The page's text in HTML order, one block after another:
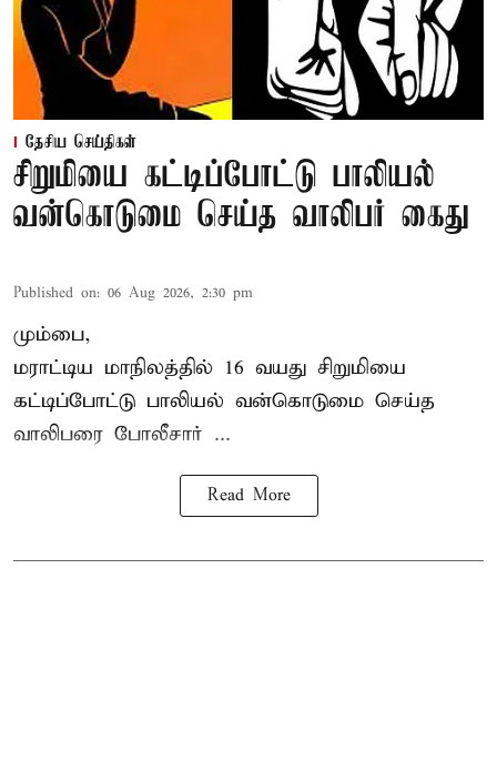
தேசிய செய்திகள்
சிறுமியை கட்டிப்போட்டு பாலியல்
வன்கொடுமை செய்த வாலிபர் கைது
Published on: 06 Aug 2026, 2:30 pm
மும்பை,
மராட்டிய மாநிலத்தில் 16 வயது சிறுமியை
கட்டிப்போட்டு பாலியல் வன்கொடுமை செய்த
வாலிபரை போலீசார் ...
Read More